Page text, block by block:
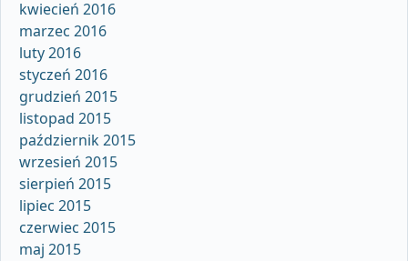
kwiecień 2016
marzec 2016
luty 2016
styczeń 2016
grudzień 2015
listopad 2015
październik 2015
wrzesień 2015
sierpień 2015
lipiec 2015
czerwiec 2015
maj 2015